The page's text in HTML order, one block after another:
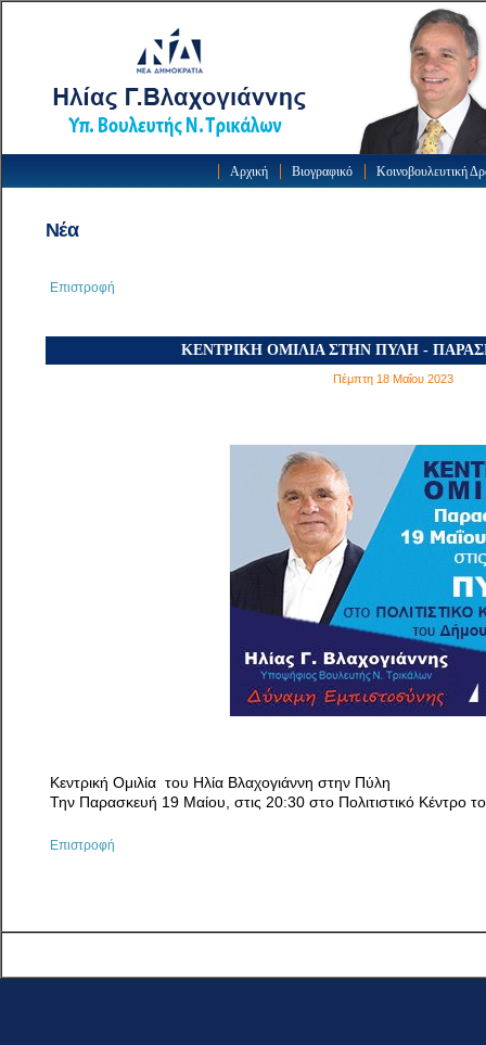
Αρχική Βιογραφικό Κοινοβουλευτική
Νέα
Επιστροφή
ΚΕΝΤΡΙΚΗ ΟΜΙΛΙΑ ΣΤΗΝ ΠΥΛΗ -
Πέμπτη 18 Μαΐου 2023
Κεντρική Ομιλία του Ηλία Βλαχογιάννη στην Πύλη
Την Παρασκευή 19 Μαίου, στις 20:30 στο Πολιτιστικό Κέντρο
Επιστροφή